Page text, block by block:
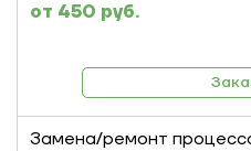
450 руб.
Замена/ремонт